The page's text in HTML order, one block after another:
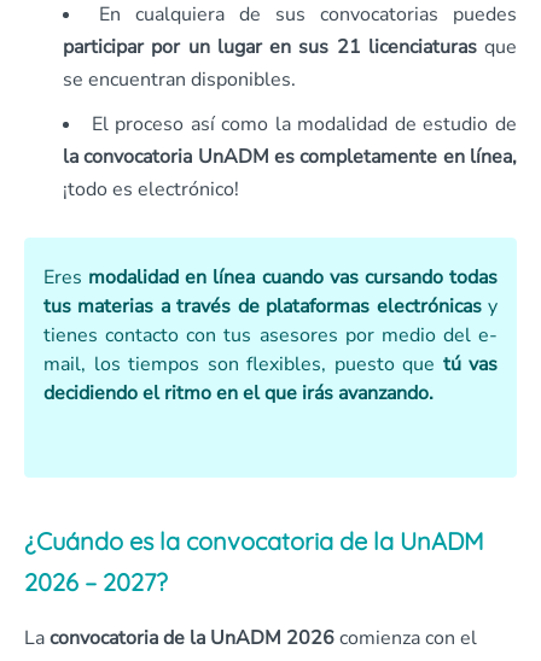
En cualquiera de sus convocatorias puedes
participar por un lugar en sus 21 licenciaturasque
se encuentran disponibles.
El proceso así como la modalidad de estudio de
la convocatoria UnADM es completamente en línea,
¡todo es electrónico!
Eres modalidad en línea cuando vas cursando todas
tus materias a través de plataformas electrónicasy
tienes contacto con tus asesores por medio del e-
mail, los tiempos son flexibles, puesto que tú vas
decidiendo el ritmo en el que irás avanzando.
¿Cuándo es la convocatoria de la UnADM
2026 – 2027?
Laconvocatoria de la UnADM 2026comienza con el